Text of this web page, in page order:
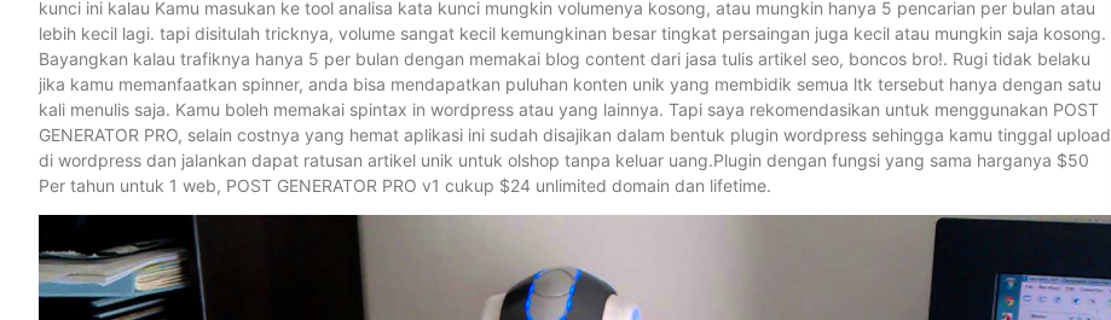
kunci ini kalau Kamu masukan ke tool analisa kata kunci mungkin volumenya kosong, atau mungkin hanya 5 pencarian per bulan atau
lebih kecil lagi. tapi disitulah tricknya, volume sangat kecil kemungkinan besar tingkat persaingan juga kecil atau mungkin saja kosong.
Bayangkan kalau trafiknya hanya 5 per bulan dengan memakai blog content dari jasa tulis artikel seo, boncos bro!. Rugi tidak belaku
jika kamu memanfaatkan spinner, anda bisa mendapatkan puluhan konten unik yang membidik semua ltk tersebut hanya dengan satu
kali menulis saja. Kamu boleh memakai spintax in wordpress atau yang lainnya. Tapi saya rekomendasikan untuk menggunakan POST
GENERATOR PRO, selain costnya yang hemat aplikasi ini sudah disajikan dalam bentuk plugin wordpress sehingga kamu tinggal upload
di wordpress dan jalankan dapat ratusan artikel unik untuk olshop tanpa keluar uang.Plugin dengan fungsi yang sama harganya $50
Per tahun untuk 1 web, POST GENERATOR PRO v1 cukup $24 unlimited domain dan lifetime.